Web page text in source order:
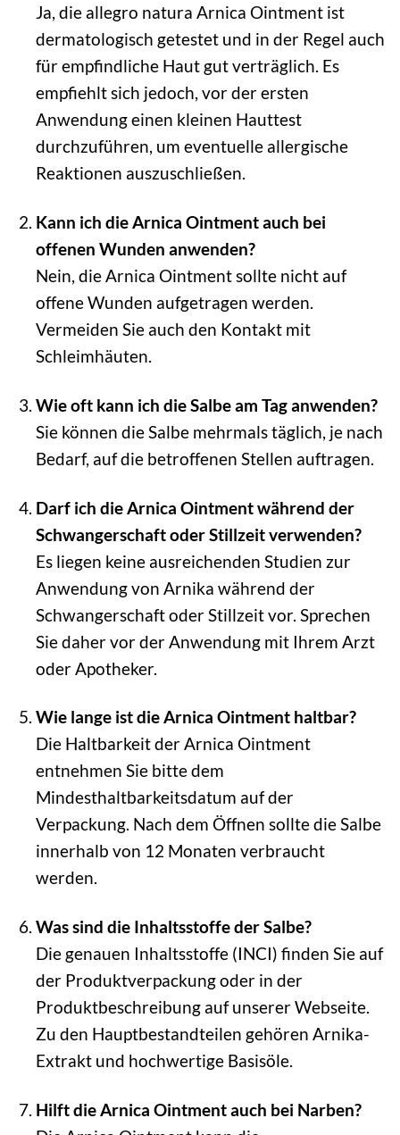
Ja, die allegro natura Arnica Ointment ist
dermatologisch getestet und in der Regel auch
für empfindliche Haut gut verträglich. Es
empfiehlt sich jedoch, vor der ersten
Anwendung einen kleinen Hauttest
durchzuführen, um eventuelle allergische
Reaktionen auszuschließen.
Kann ich die Arnica Ointment auch bei
offenen Wunden anwenden?
Nein, die Arnica Ointment sollte nicht auf
offene Wunden aufgetragen werden.
Vermeiden Sie auch den Kontakt mit
Schleimhäuten.
Wie oft kann ich die Salbe am Tag anwenden?
Sie können die Salbe mehrmals täglich, je nach
Bedarf, auf die betroffenen Stellen auftragen.
Darf ich die Arnica Ointment während der
Schwangerschaft oder Stillzeit verwenden?
Es liegen keine ausreichenden Studien zur
Anwendung von Arnika während der
Schwangerschaft oder Stillzeit vor. Sprechen
Sie daher vor der Anwendung mit Ihrem Arzt
oder Apotheker.
Wie lange ist die Arnica Ointment haltbar?
Die Haltbarkeit der Arnica Ointment
entnehmen Sie bitte dem
Mindesthaltbarkeitsdatum auf der
Verpackung. Nach dem Öffnen sollte die Salbe
innerhalb von 12 Monaten verbraucht
werden.
Was sind die Inhaltsstoffe der Salbe?
Die genauen Inhaltsstoffe (INCI) finden Sie auf
der Produktverpackung oder in der
Produktbeschreibung auf unserer Webseite.
Zu den Hauptbestandteilen gehören Arnika-
Extrakt und hochwertige Basisöle.
Hilft die Arnica Ointment auch bei Narben?